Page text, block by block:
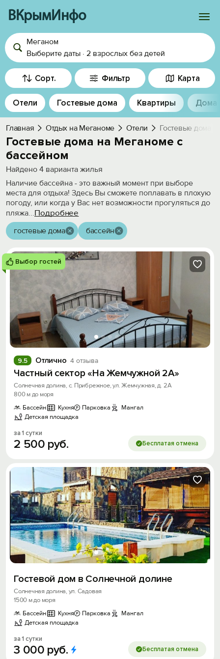
ВКрымИнфо
Войти
Избранное
История просмотра
Добавить свой объект
Меганом
Выберите даты · 2 взрослых без детей
Сорт. Фильтр Карта
Отели Гостевые дома Квартиры Дома
Главная Отдых на Меганоме Отели Гостевые дома с
Гостевые дома на Меганоме с
бассейном
Найдено 4 варианта жилья
Наличие бассейна - это важный момент при выборе
места для отдыха! Здесь Вы сможете поплавать в плохую
погоду, или когда у Вас нет возможности прогуляться до
пляжа...Подробнее
гостевые дома бассейн
Выбор гостей
Отлично 4 отзыва
9.5
Частный сектор «На Жемчужной 2А»
Солнечная долина, с. Прибрежное, ул. Жемчужная, д. 2А
800 м до моря
Бассейн
Кухня Парковка
Мангал
Детская площадка
за 1 сутки
2 500 руб. Бесплатая отмена
Гостевой дом в Солнечной долине
Солнечная долина, ул. Садовая
1500 м до моря
Бассейн
Кухня Парковка
Мангал
Детская площадка
за 1 сутки
3 000 руб. Бесплатая отмена